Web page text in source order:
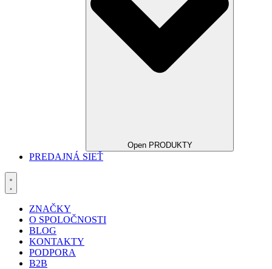
Open PRODUKTY
PREDAJNÁ SIEŤ
ZNAČKY
O SPOLOČNOSTI
BLOG
KONTAKTY
PODPORA
B2B